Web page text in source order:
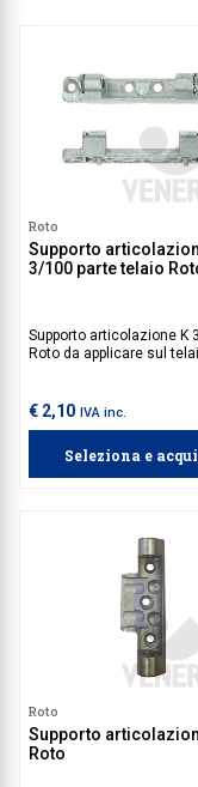
Roto
Supporto
3/100 parte telaio
Supporto articolazione K
Roto da applicare sul
€ 2,10 IVA inc.
Seleziona e
Roto
Supporto
Roto